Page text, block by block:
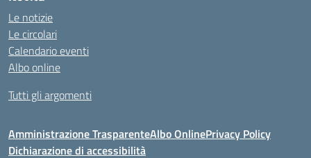
Le notizie
Le circolari
Calendario eventi
Albo online
Tutti gli argomenti
Amministrazione TrasparenteAlbo OnlinePrivacy Policy
Dichiarazione di accessibilità